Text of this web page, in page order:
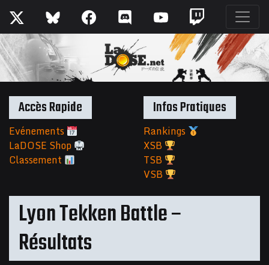
Lyon Tekken Battle –
Résultats
Accès Rapide
Evénements
LaDOSE Shop
Classement
Infos Pratiques
Rankings
XSB
TSB
VSB